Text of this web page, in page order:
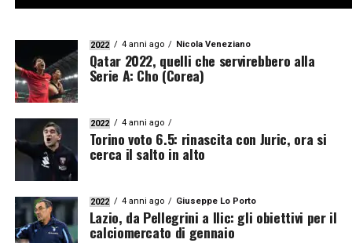
2022 4 anni ago Nicola Veneziano
Qatar 2022, quelli che servirebbero alla
Serie A: Cho (Corea)
2022 4 anni ago
Torino voto 6.5: rinascita con Juric, ora si
cerca il salto in alto
2022 4 anni ago Giuseppe Lo Porto
Lazio, da Pellegrini a Ilic: gli obiettivi per il
calciomercato di gennaio